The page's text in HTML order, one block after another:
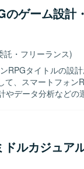
ます。 非定常業務
環境の改善として
の改修を行います
新規開発における
理として、セキュ
ートおよびパッチ
人物像】 コミュニケーションを取りな
りができる方を求
る方を歓迎いたし
ン用ゲームタイト
領域を担当できる
ービスの価値向上に貢献
Spring Boot 3を利
のゲーム設計
託・フリーランス)
RPGタイトルの設
て、スマートフォ
やデータ分析など
案や設計を進めて
がら、データ分析
わることができ、
ドルカジュ